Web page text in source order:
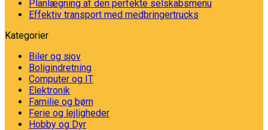
Planlægning af den perfekte selskabsmenu
Effektiv transport med medbringertrucks
Kategorier
Biler og sjov
Boligindretning
Computer og IT
Elektronik
Familie og børn
Ferie og lejligheder
Hobby og Dyr